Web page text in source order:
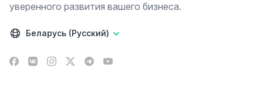
уверенного развития вашего бизнеса.
Беларусь (Русский)
Facebook
VK Instagram
X TelegramYouTube